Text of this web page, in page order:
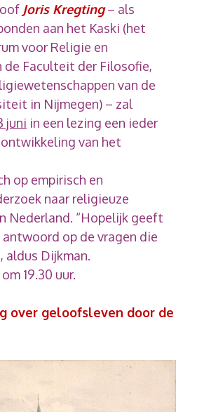
Joris Kregting– als
aan het Kaski (het
voor Religie en
de Faculteit der Filosofie,
van de
in Nijmegen) – zal
juni in een lezing een ieder
van het
op empirisch en
naar religieuze
Nederland. “Hopelijk geeft
op de vragen die
aldus Dijkman.
19.30 uur.
over geloofsleven door de